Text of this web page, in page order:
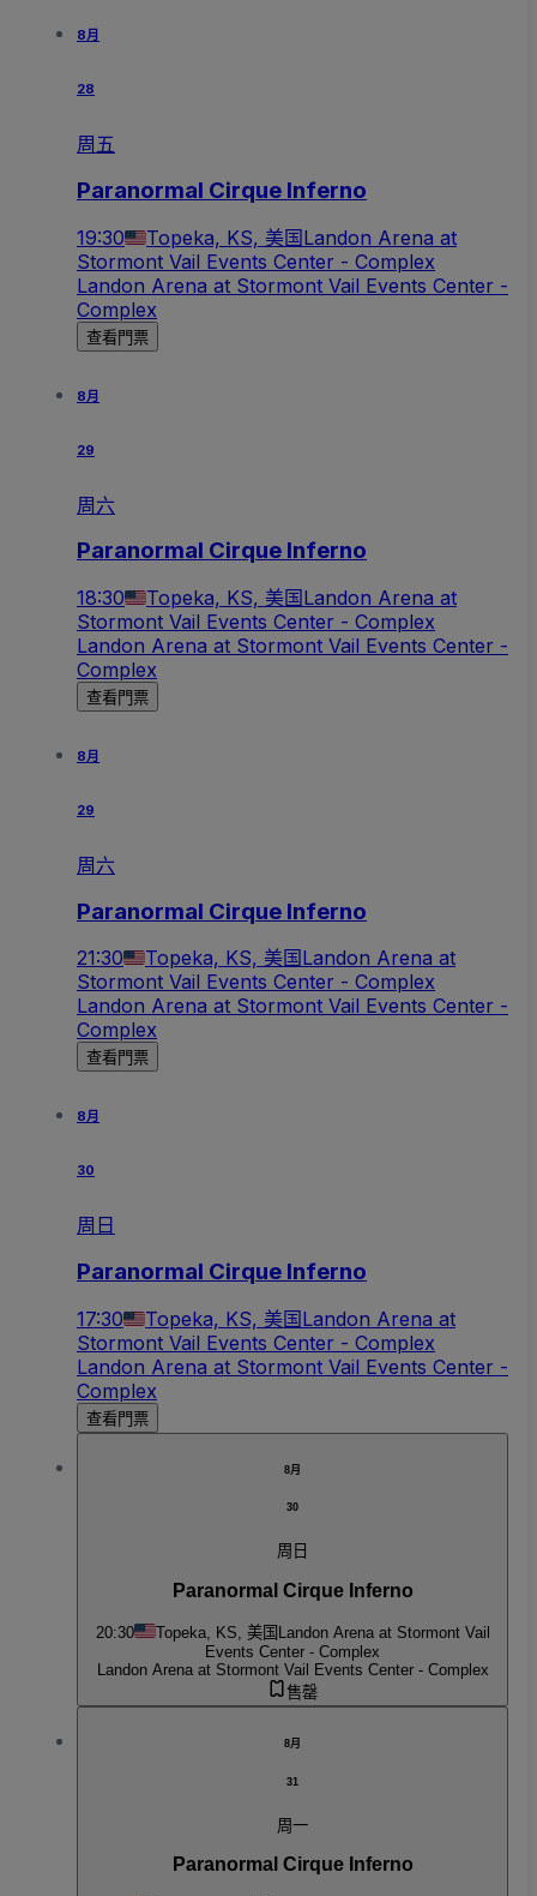
8月
28
周五
Paranormal Cirque Inferno
19:30 Topeka, KS, 美国Landon Arena at
Stormont Vail Events Center - Complex
Landon Arena at Stormont Vail Events Center -
Complex
查看門票
8月
29
周六
Paranormal Cirque Inferno
18:30 Topeka, KS, 美国Landon Arena at
Stormont Vail Events Center - Complex
Landon Arena at Stormont Vail Events Center -
Complex
查看門票
8月
29
周六
Paranormal Cirque Inferno
21:30 Topeka, KS, 美国Landon Arena at
Stormont Vail Events Center - Complex
Landon Arena at Stormont Vail Events Center -
Complex
查看門票
8月
30
周日
Paranormal Cirque Inferno
17:30 Topeka, KS, 美国Landon Arena at
Stormont Vail Events Center - Complex
Landon Arena at Stormont Vail Events Center -
Complex
查看門票
8月
30
周日
Paranormal Cirque Inferno
20:30 Topeka, KS, 美国 Landon Arena at Stormont Vail
Events Center - Complex
Landon Arena at Stormont Vail Events Center - Complex
售罄
8月
31
周一
Paranormal Cirque Inferno